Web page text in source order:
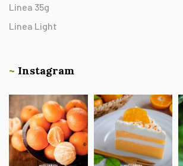
Linea 35g
Linea Light
~ Instagram